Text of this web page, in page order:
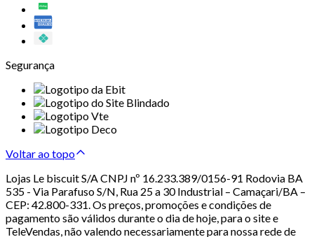
Segurança
Voltar ao topo
Lojas Le biscuit S/A CNPJ nº 16.233.389/0156-91 Rodovia BA
535 - Via Parafuso S/N, Rua 25 a 30 Industrial – Camaçari/BA –
CEP: 42.800-331. Os preços, promoções e condições de
pagamento são válidos durante o dia de hoje, para o site e
TeleVendas, não valendo necessariamente para nossa rede de